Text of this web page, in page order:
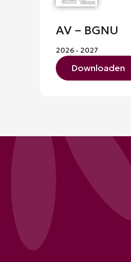
AV – BGNU
2026 - 2027
Downloaden